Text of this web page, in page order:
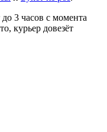
3 часов с момента
курьер довезёт